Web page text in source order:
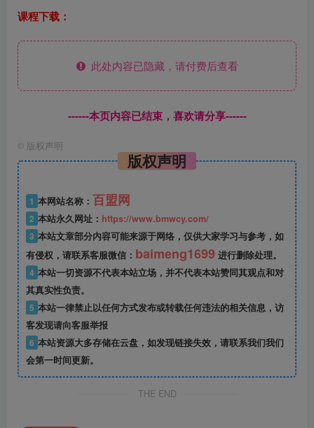
课程下载：
此处内容已隐藏，请付费后查看
------本页内容已结束，喜欢请分享------
© 版权声明
版权声明
1 本网站名称： 百盟网
2 本站永久网址： https://www.bmwcy.com/
3 本站文章部分内容可能来源于网络，仅供大家学习与参考，如
有侵权，请联系客服微信： baimeng1699 进行删除处理。
4 本站一切资源不代表本站立场，并不代表本站赞同其观点和对
其真实性负责。
5 本站一律禁止以任何方式发布或转载任何违法的相关信息，访
客发现请向客服举报
6 本站资源大多存储在云盘，如发现链接失效，请联系我们我们
会第一时间更新。
THE END